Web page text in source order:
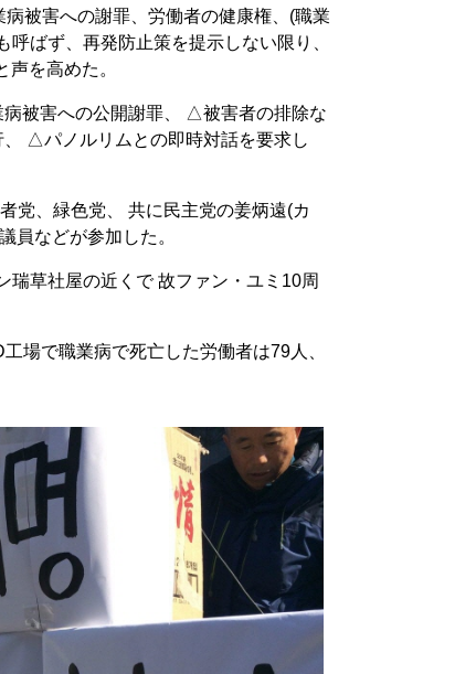
被害への謝罪、労働者の健康権、(職業
ばず、再発防止策を提示しない限り、
を高めた。
被害への公開謝罪、 △被害者の排除な
△パノルリムとの即時対話を要求し
党、緑色党、 共に民主党の姜炳遠(カ
員などが参加した。
瑞草社屋の近くで 故ファン・ユミ10周
場で職業病で死亡した労働者は79人、